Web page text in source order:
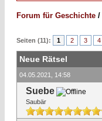
Forum für Geschichte /
Seiten (11): 1 2 3 4
Neue Rätsel
04.05.2021, 14:58
Suebe
Saubär